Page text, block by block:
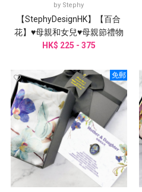
by Stephy
【StephyDesignHK】【百合
花】♥母親和女兒♥母親節禮物
絲巾禮盒
HK$ 225 - 375
免郵